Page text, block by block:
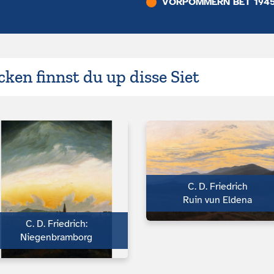
finnst du up disse Siet
C. D. Friedrich:
Niegenbramborg
C. D. Friedrich
Ruin vun Eldena